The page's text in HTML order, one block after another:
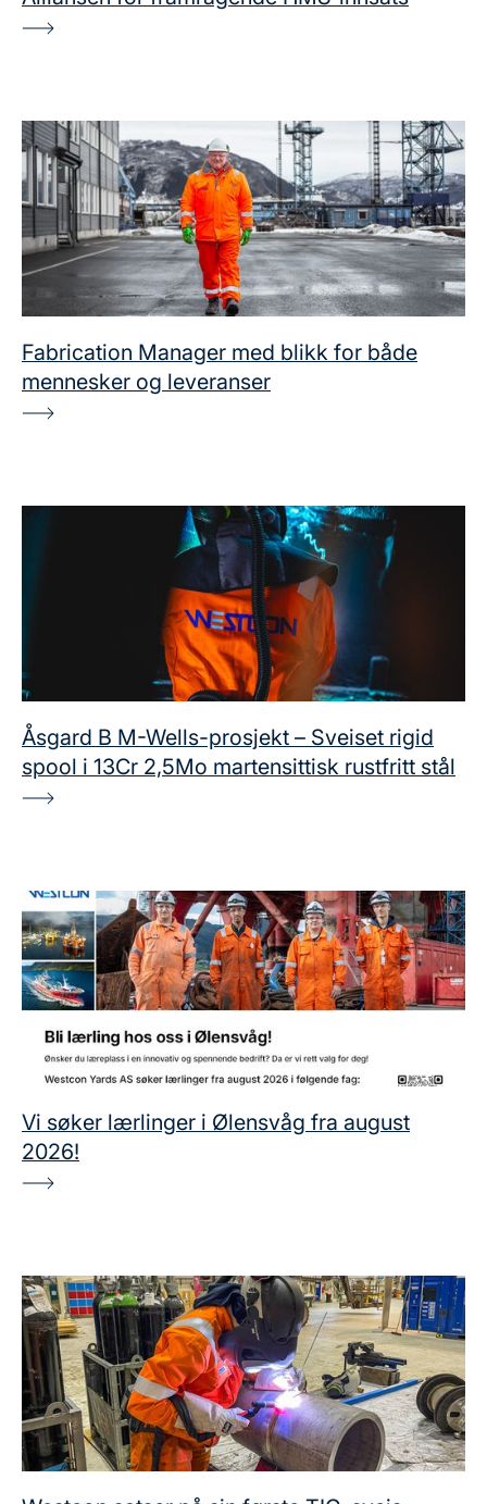
Fabrication Manager med blikk for både
mennesker og leveranser
Åsgard B M-Wells-prosjekt – Sveiset rigid
spool i 13Cr 2,5Mo martensittisk rustfritt stål
Vi søker lærlinger i Ølensvåg fra august
2026!